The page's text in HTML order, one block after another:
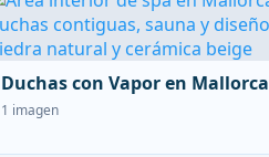
Duchas con Vapor en Mallorca
1 imagen